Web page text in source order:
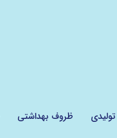
ظروف بهداشتی